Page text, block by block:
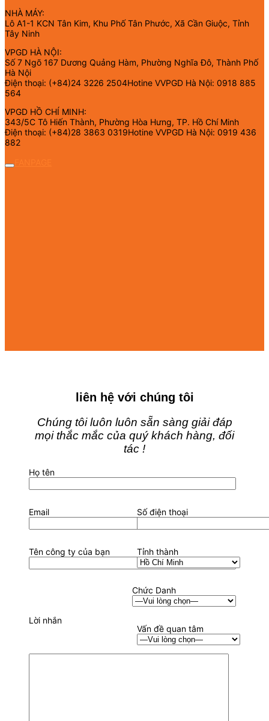
NHÀ MÁY:
Lô A1-1 KCN Tân Kim, Khu Phố Tân Phước, Xã Cần Giuộc, Tỉnh
Tây Ninh
VPGD HÀ NỘI:
Số 7 Ngõ 167 Dương Quảng Hàm, Phường Nghĩa Đô, Thành Phố
Hà Nội
Điện thoại: (+84)24 3226 2504Hotine VVPGD Hà Nội: 0918 885
564
VPGD HỒ CHÍ MINH:
343/5C Tô Hiến Thành, Phường Hòa Hưng, TP. Hồ Chí Minh
Điện thoại: (+84)28 3863 0319Hotine VVPGD Hà Nội: 0919 436
882
liên hệ với chúng tôi
Chúng tôi luôn luôn sẵn sàng giải đáp
mọi thắc mắc của quý khách hàng, đối
tác !
Họ tên
Email Số điện thoại
Tên công ty của bạn Tỉnh thành
Chức Danh
Vấn đề quan tâm
Lời nhắn